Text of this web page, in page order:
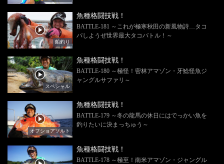
船釣り
魚種格闘技戦！
BATTLE-181 ～これが極寒秋田の新風物詩…タコ
パしようぜ世界最大タコバトル！～
スペシャル
魚種格闘技戦！
BATTLE-180 ～極怪！密林アマゾン・牙鯰怪魚ジ
ャングルサファリ～
オフショアソルト
魚種格闘技戦！
BATTLE-179 ～冬の龍馬の休日にはでっかい魚を
釣りたいに決まっちゅう～
魚種格闘技戦！
BATTLE-178 ～極至！南米アマゾン・ジャングル